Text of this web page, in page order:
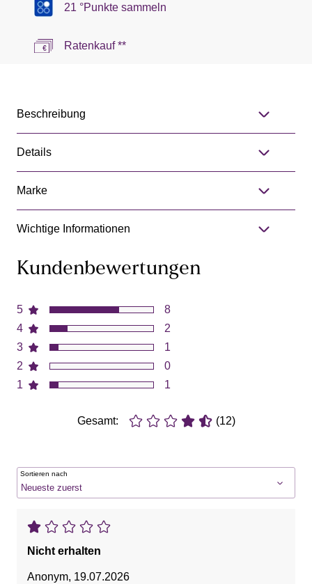
21 °Punkte sammeln
Ratenkauf **
Beschreibung
Details
Marke
Wichtige Informationen
Kundenbewertungen
5
4
3
2
1
8
2
1
0
1
Gesamt: (12)
Sortieren nach
Nicht erhalten
Anonym, 19.07.2026